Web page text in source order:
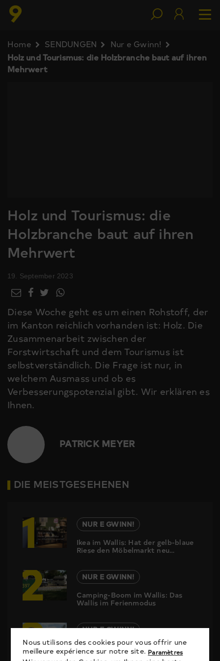
Home SENDUNGEN
Nur e Gwinn!
Holz und Tourismus: die Holzbranche baut auf ihren
Mehrwert
Holz und Tourismus: die
Holzbranche baut auf ihren
Mehrwert
19. September 2023
Diese Woche geht es um einen Rohstoff, der
im Kanton reichlich vorhanden ist: Holz. Die
Zusammenarbeit zwischen der
Forstwirtschaft und dem Tourismus ist
selbstverständlich. Die Frage ist nur, in
welchem Ausmass und ob es
Verbesserungspotenzial gibt. Wir erklären es
Ihnen.
PATRICK MEYER
DIE MEISTGESEHENEN
1
NUR E GWINN!
Ikea im Wallis: Hat der gelb-blaue
Riese den Möbelmarkt neu
2
NUR E GWINN!
Camping-Boom im Wallis: Das
Wallis im Ferienmodus
3
NUR E GWINN!
Saisonrückblick «Nur e Gwinn»:
mit Damian Constantin
Nous utilisons des cookies pour vous offrir une
meilleure expérience sur notre site. Paramètres